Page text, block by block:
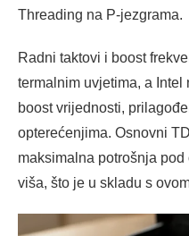
Threading na P-jezgrama.
Radni taktovi i boost
termalnim uvjetima, a
boost vrijednosti,
opterećenjima. Osnovni
maksimalna potrošnja
viša, što je u skladu s